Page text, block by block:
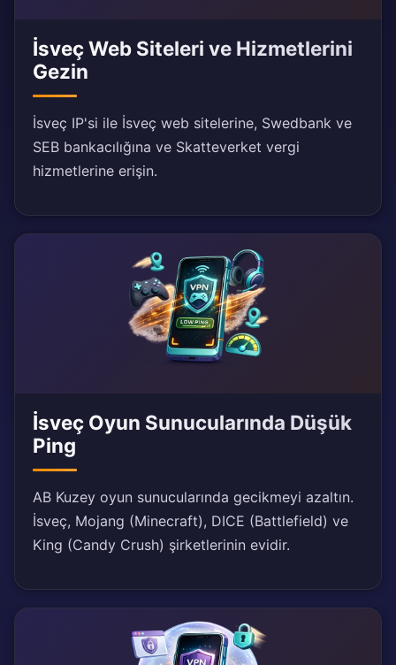
İsveç Web Siteleri ve Hizmetlerini
Gezin
İsveç IP'si ile İsveç web sitelerine, Swedbank ve
SEB bankacılığına ve Skatteverket vergi
hizmetlerine erişin.
İsveç Oyun Sunucularında Düşük
Ping
AB Kuzey oyun sunucularında gecikmeyi azaltın.
İsveç, Mojang (Minecraft), DICE (Battlefield) ve
King (Candy Crush) şirketlerinin evidir.